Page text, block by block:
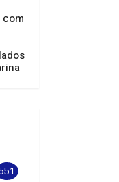
com